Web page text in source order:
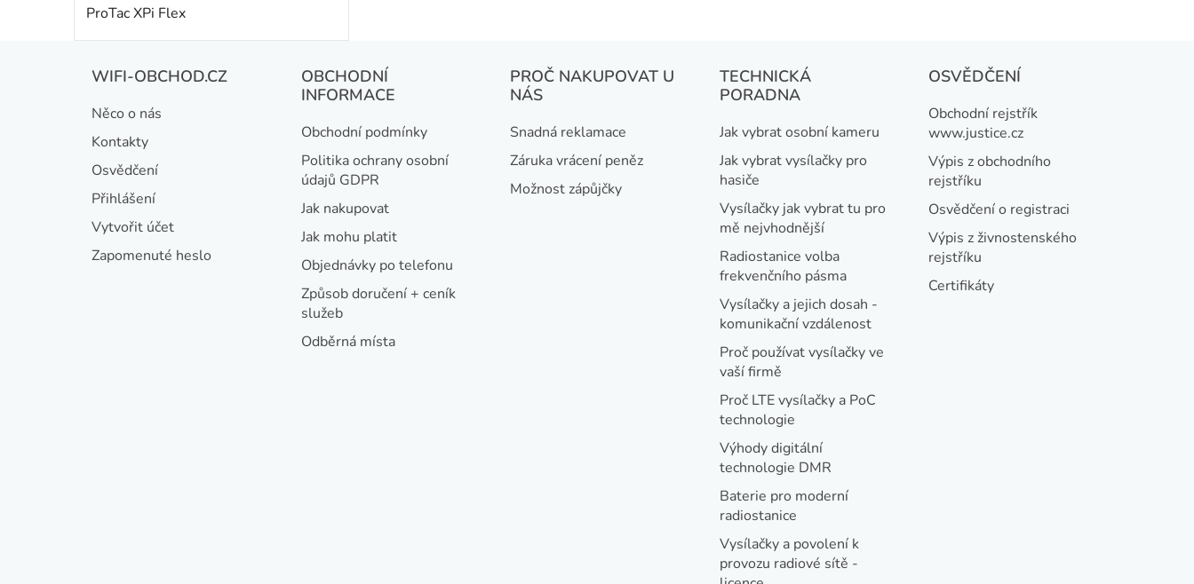
ProTac XPi Flex
WIFI-OBCHOD.CZ
Něco o nás
Kontakty
Osvědčení
Přihlášení
Vytvořit účet
Zapomenuté heslo
OBCHODNÍ
INFORMACE
Obchodní podmínky
Politika ochrany osobní
údajů GDPR
Jak nakupovat
Jak mohu platit
Objednávky po telefonu
Způsob doručení + ceník
služeb
Odběrná místa
PROČ NAKUPOVAT U
NÁS
Snadná reklamace
Záruka vrácení peněz
Možnost zápůjčky
TECHNICKÁ
PORADNA
Jak vybrat osobní kameru
Jak vybrat vysílačky pro
hasiče
Vysílačky jak vybrat tu pro
mě nejvhodnější
Radiostanice volba
frekvenčního pásma
Vysílačky a jejich dosah -
komunikační vzdálenost
Proč používat vysílačky ve
vaší firmě
Proč LTE vysílačky a PoC
technologie
Výhody digitální
technologie DMR
Baterie pro moderní
radiostanice
Vysílačky a povolení k
provozu radiové sítě -
OSVĚDČENÍ
Obchodní rejstřík
www.justice.cz
Výpis z obchodního
rejstříku
Osvědčení o registraci
Výpis z živnostenského
rejstříku
Certifikáty